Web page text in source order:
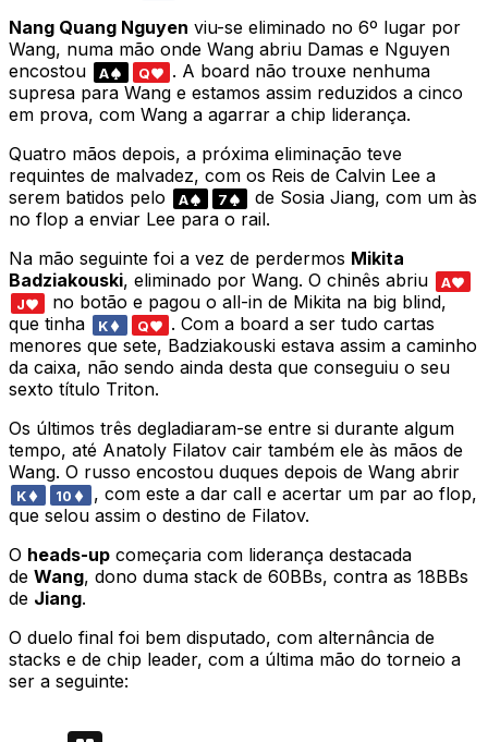
Nang Quang Nguyen viu-se eliminado no 6º lugar por
Wang, numa mão onde Wang abriu Damas e Nguyen
encostou
A Q
. A board não trouxe nenhuma
supresa para Wang e estamos assim reduzidos a cinco
em prova, com Wang a agarrar a chip liderança.
Quatro mãos depois, a próxima eliminação teve
requintes de malvadez, com os Reis de Calvin Lee a
serem batidos pelo
A 7
de Sosia Jiang, com um às
no flop a enviar Lee para o rail.
Na mão seguinte foi a vez de perdermos Mikita
Badziakouski, eliminado por Wang. O chinês abriu
A
J
no botão e pagou o all-in de Mikita na big blind,
que tinha
K Q
. Com a board a ser tudo cartas
menores que sete, Badziakouski estava assim a caminho
da caixa, não sendo ainda desta que conseguiu o seu
sexto título Triton.
Os últimos três degladiaram-se entre si durante algum
tempo, até Anatoly Filatov cair também ele às mãos de
Wang. O russo encostou duques depois de Wang abrir
K 10
, com este a dar call e acertar um par ao flop,
que selou assim o destino de Filatov.
O heads-up começaria com liderança destacada
de Wang, dono duma stack de 60BBs, contra as 18BBs
de Jiang.
O duelo final foi bem disputado, com alternância de
stacks e de chip leader, com a última mão do torneio a
ser a seguinte: